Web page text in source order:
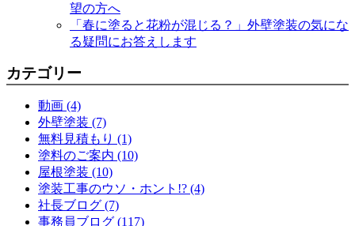
望の方へ
「春に塗ると花粉が混じる？」外壁塗装の気にな
る疑問にお答えします
カテゴリー
動画 (4)
外壁塗装 (7)
無料見積もり (1)
塗料のご案内 (10)
屋根塗装 (10)
塗装工事のウソ・ホント!? (4)
社長ブログ (7)
事務員ブログ (117)